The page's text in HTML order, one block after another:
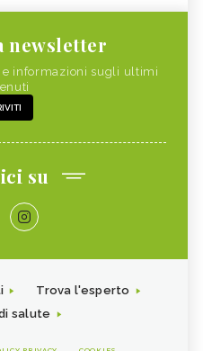
newsletter
informazioni sugli ultimi
su
Trova l'esperto
salute